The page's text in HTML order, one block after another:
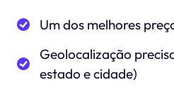
Um dos melhores
Geolocalização
estado e cidade)